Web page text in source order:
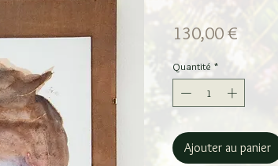
130,00 €
Quantité *
Ajouter au panier